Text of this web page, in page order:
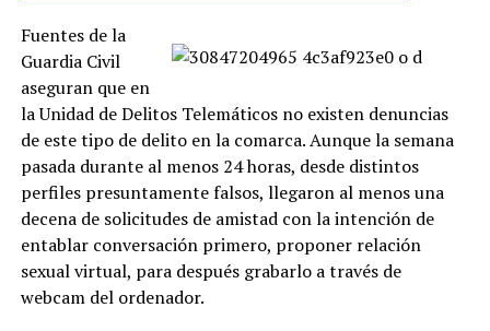
Fuentes de la
Guardia Civil
aseguran que en
la Unidad de Delitos Telemáticos no existen denuncias
de este tipo de delito en la comarca. Aunque la semana
pasada durante al menos 24 horas, desde distintos
perfiles presuntamente falsos, llegaron al menos una
decena de solicitudes de amistad con la intención de
entablar conversación primero, proponer relación
sexual virtual, para después grabarlo a través de
webcam del ordenador.